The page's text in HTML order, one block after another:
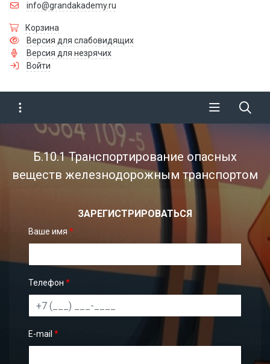
info@grandakademy.ru
Корзина
Версия для слабовидящих
Версия для незрячих
Войти
Б.10.1 Транспортирование опасных
веществ железнодорожным транспортом
ЗАРЕГИСТРИРОВАТЬСЯ
Ваше имя *
Телефон *
E-mail *